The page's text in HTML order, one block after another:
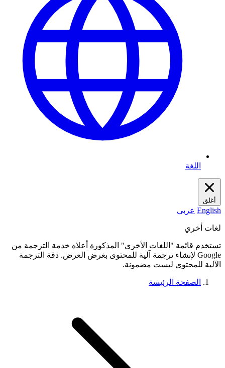
اللغة
أغلق
English عربي
لغات أخري
تستخدم قائمة "اللغات الأخرى" المذكورة أعلاه خدمة الترجمة من
Google لإنشاء ترجمة آلية للمحتوى بغرض العرض. دقة الترجمة
الآلية للمحتوى ليست مضمونة.
الصفحة الرئيسة